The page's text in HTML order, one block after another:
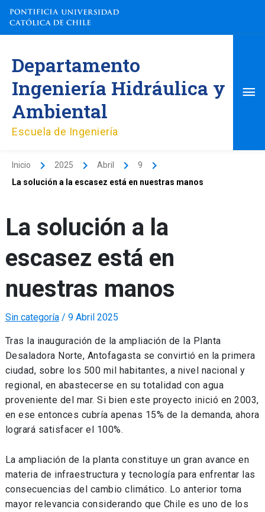
contenido
Departamento
Ingeniería Hidráulica y
Ambiental
Escuela de Ingeniería
Inicio 2025 Abril
9
La solución a la escasez está en nuestras manos
La solución a la
escasez está en
nuestras manos
Sin categoría/ 9 Abril 2025
Tras la inauguración de la ampliación de la Planta
Desaladora Norte, Antofagasta se convirtió en la primera
ciudad, sobre los 500 mil habitantes, a nivel nacional y
regional, en abastecerse en su totalidad con agua
proveniente del mar. Si bien este proyecto inició en 2003,
en ese entonces cubría apenas 15% de la demanda, ahora
logrará satisfacer el 100%.
La ampliación de la planta constituye un gran avance en
materia de infraestructura y tecnología para enfrentar las
consecuencias del cambio climático. Lo anterior toma
mayor relevancia considerando que Chile es uno de los